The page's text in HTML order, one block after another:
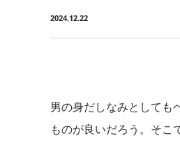
2024.12.22
男の身だしなみとしても
ものが良いだろう。そ